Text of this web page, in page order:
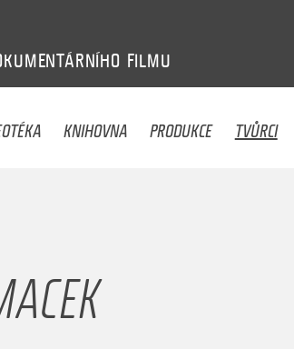
FILMU
KNIHOVNA PRODUKCE TVŮRCI